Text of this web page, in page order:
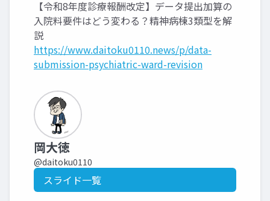
【令和8年度診療報酬改定】データ提出加算の
入院料要件はどう変わる？精神病棟3類型を解
説
https://www.daitoku0110.news/p/data-
submission-psychiatric-ward-revision
岡大徳
@daitoku0110
スライド一覧